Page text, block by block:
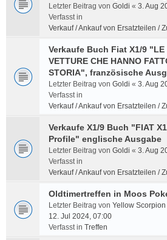
Letzter Beitrag von Goldi « 3. Aug
Verfasst in
Verkauf / Ankauf von Ersatzteilen /
Verkaufe Buch Fiat X1/9 "LE
VETTURE CHE HANNO
STORIA", französische
Letzter Beitrag von Goldi « 3. Aug
Verfasst in
Verkauf / Ankauf von Ersatzteilen /
Verkaufe X1/9 Buch "FIAT
Profile" englische Ausgabe
Letzter Beitrag von Goldi « 3. Aug
Verfasst in
Verkauf / Ankauf von Ersatzteilen /
Oldtimertreffen in Moos
Letzter Beitrag von Yellow Scorpion
12. Jul 2024, 07:00
Verfasst in Treffen